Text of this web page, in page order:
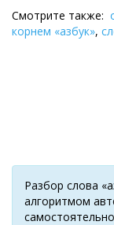
Смотрите также:
корнем «азбук»,
Разбор слова
алгоритмом